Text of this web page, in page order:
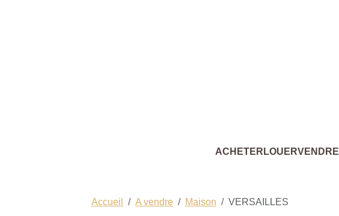
ACHETER LOUERVENDRE
Accueil A vendre Maison VERSAILLES